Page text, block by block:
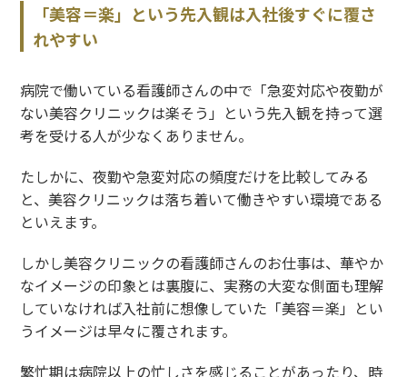
「美容＝楽」という先入観は入社後すぐに覆さ
れやすい
病院で働いている看護師さんの中で「急変対応や夜勤が
ない美容クリニックは楽そう」という先入観を持って選
考を受ける人が少なくありません。
たしかに、夜勤や急変対応の頻度だけを比較してみる
と、美容クリニックは落ち着いて働きやすい環境である
といえます。
しかし美容クリニックの看護師さんのお仕事は、華やか
なイメージの印象とは裏腹に、実務の大変な側面も理解
していなければ入社前に想像していた「美容＝楽」とい
うイメージは早々に覆されます。
繁忙期は病院以上の忙しさを感じることがあったり、時